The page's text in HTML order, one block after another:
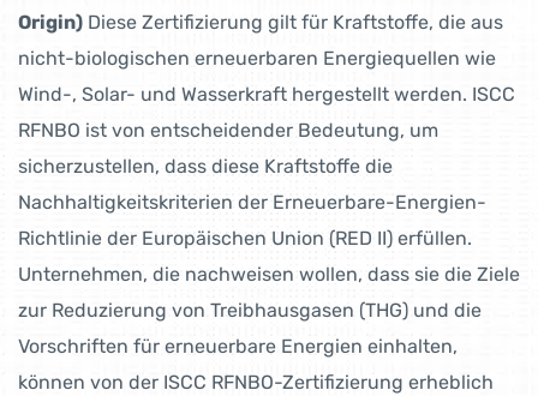
Origin) Diese Zertifizierung gilt für Kraftstoffe, die aus
nicht-biologischen erneuerbaren Energiequellen wie
Wind-, Solar- und Wasserkraft hergestellt werden. ISCC
RFNBO ist von entscheidender Bedeutung, um
sicherzustellen, dass diese Kraftstoffe die
Nachhaltigkeitskriterien der Erneuerbare-Energien-
Richtlinie der Europäischen Union (RED II) erfüllen.
Unternehmen, die nachweisen wollen, dass sie die Ziele
zur Reduzierung von Treibhausgasen (THG) und die
Vorschriften für erneuerbare Energien einhalten,
können von der ISCC RFNBO-Zertifizierung erheblich